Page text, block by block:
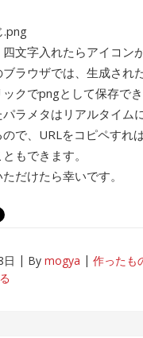
文字入れたらアイコン
ラウザでは、生成され
クでpngとして保存でき
パラメタはリアルタイム
ので、URLをコピペすれ
もできます。
だけたら幸いです。
日 Bymogya
作ったも